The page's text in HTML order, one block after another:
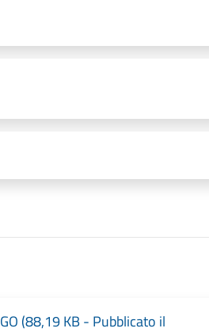
(88,19 KB - Pubblicato il